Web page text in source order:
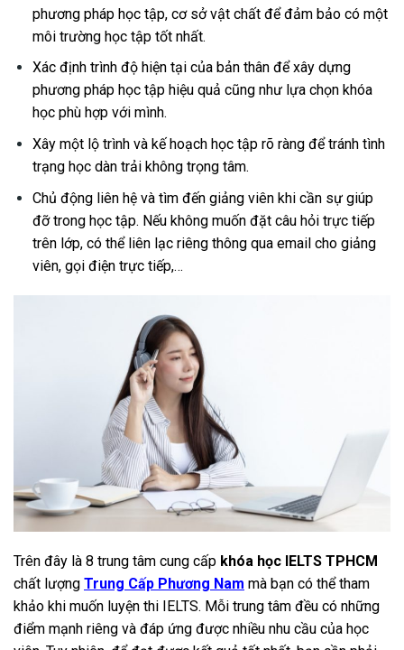
phương pháp học tập, cơ sở vật chất để đảm bảo có một
môi trường học tập tốt nhất.
Xác định trình độ hiện tại của bản thân để xây dựng
phương pháp học tập hiệu quả cũng như lựa chọn khóa
học phù hợp với mình.
Xây một lộ trình và kế hoạch học tập rõ ràng để tránh tình
trạng học dàn trải không trọng tâm.
Chủ động liên hệ và tìm đến giảng viên khi cần sự giúp
đỡ trong học tập. Nếu không muốn đặt câu hỏi trực tiếp
trên lớp, có thể liên lạc riêng thông qua email cho giảng
viên, gọi điện trực tiếp,…
Trên đây là 8 trung tâm cung cấp khóa học IELTS TPHCM
chất lượng Trung Cấp Phương Nam mà bạn có thể tham
khảo khi muốn luyện thi IELTS. Mỗi trung tâm đều có những
điểm mạnh riêng và đáp ứng được nhiều nhu cầu của học